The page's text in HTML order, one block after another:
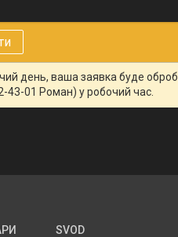
день, ваша заявка буде
43-01 Роман) у робочий час.
SVOD